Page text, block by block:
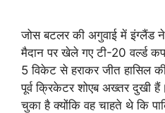
जोस बटलर की अगुवाई में इंग्लैंड
मैदान पर खेले गए टी-20 वर्ल्ड
5 विकेट से हराकर जीत हासिल
पूर्व क्रिकेटर शोएब अख्तर दुखी
चुका है क्योंकि वह चाहते थे कि